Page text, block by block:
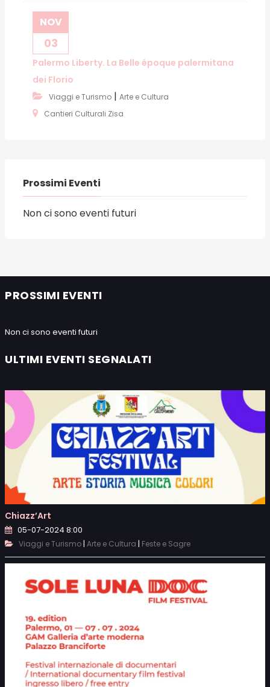
NOV
03
Palermo Liberty. La Belle époque palermitana
dei Florio
Viaggi e Turismo | Arte e Cultura
Cantieri Culturali Zisa
Prossimi Eventi
Non ci sono eventi futuri
PROSSIMI EVENTI
Non ci sono eventi futuri
ULTIMI EVENTI SEGNALATI
Chiazz’Art
05-07-2024 8:00
Viaggi e Turismo| Arte e Cultura | Feste e Sagre